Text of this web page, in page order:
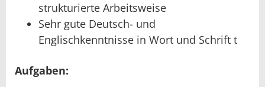
strukturierte Arbeitsweise
Sehr gute Deutsch- und
Englischkenntnisse in Wort und Schrift t
Aufgaben: